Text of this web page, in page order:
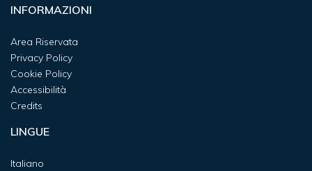
INFORMAZIONI
Area Riservata
Privacy Policy
Cookie Policy
Accessibilità
Credits
LINGUE
Italiano